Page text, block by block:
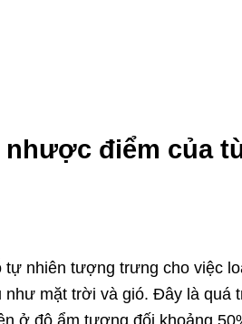
điểm của
tự nhiên tượng trưng cho việc
mặt trời và gió. Đây là quá
ở độ ẩm tương đối khoảng